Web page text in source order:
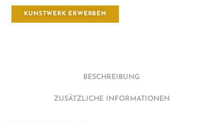
KUNSTWERK ERWERBEN
BESCHREIBUNG
ZUSÄTZLICHE INFORMATIONEN